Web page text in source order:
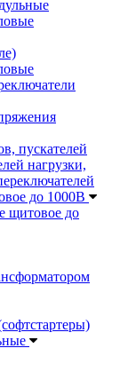
пускателей
нагрузки,
до 1000В
щитовое до